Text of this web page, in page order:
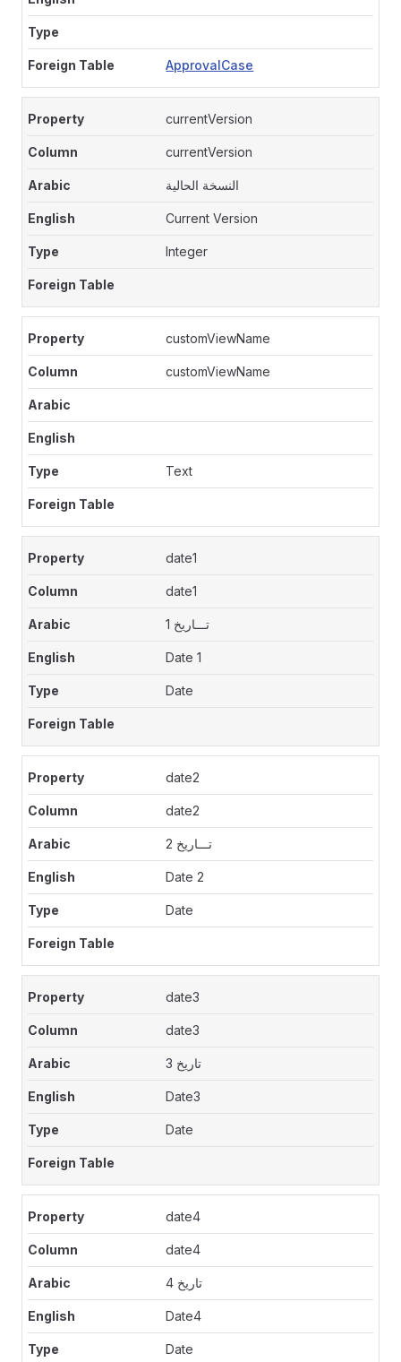
ApprovalCase
currentVersion
currentVersion
النسخة الحالية
Current Version
Integer
customViewName
customViewName
Text
date1
date1
تـــاريخ 1
Date 1
Date
date2
date2
تـــاريخ 2
Date 2
Date
date3
date3
تاريخ 3
Date3
Date
date4
date4
تاريخ 4
Date4
Date